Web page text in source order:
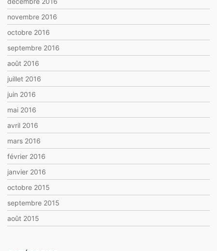
novembre 2016
octobre 2016
septembre 2016
août 2016
juillet 2016
juin 2016
mai 2016
avril 2016
mars 2016
février 2016
janvier 2016
octobre 2015
septembre 2015
août 2015